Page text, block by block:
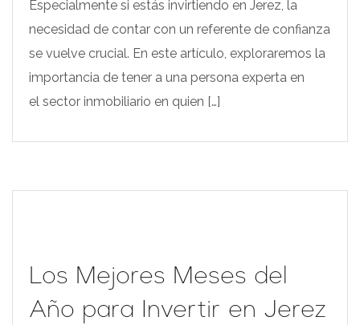
Especialmente si estás invirtiendo en Jerez, la
necesidad de contar con un referente de confianza
se vuelve crucial. En este artículo, exploraremos la
importancia de tener a una persona experta en
el sector inmobiliario en quien […]
Los Mejores Meses del
Año para Invertir en Jerez